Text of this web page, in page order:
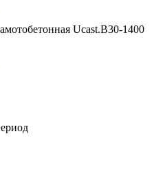
Ucast.B30-1400